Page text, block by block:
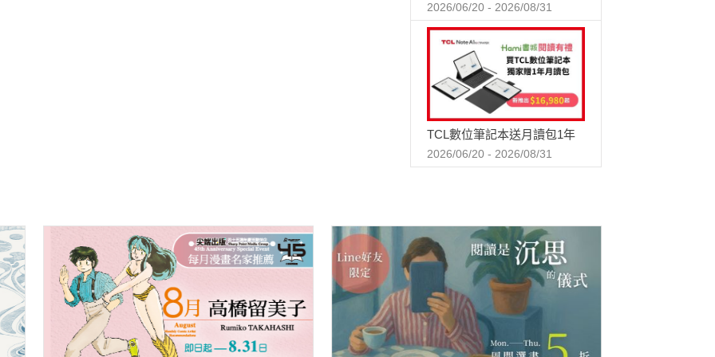
2026/06/20 - 2026/08/31
TCL數位筆記本送月讀包1年
2026/06/20 - 2026/08/31